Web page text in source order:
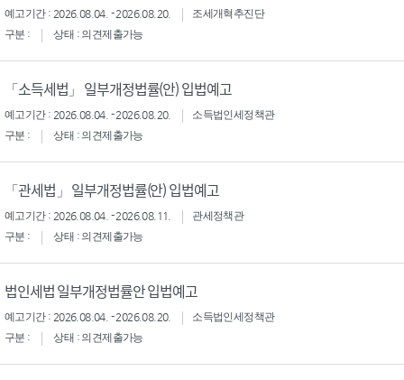
예고기간 : 2026.08.04. - 2026.08.20.
조세개혁추진단
구분 :
상태 : 의견제출가능
「소득세법」 일부개정법률(안) 입법예고
예고기간 : 2026.08.04. - 2026.08.20.
소득법인세정책관
구분 :
상태 : 의견제출가능
「관세법」 일부개정법률(안) 입법예고
예고기간 : 2026.08.04. - 2026.08.11.
관세정책관
구분 :
상태 : 의견제출가능
법인세법 일부개정법률안 입법예고
예고기간 : 2026.08.04. - 2026.08.20.
소득법인세정책관
구분 :
상태 : 의견제출가능